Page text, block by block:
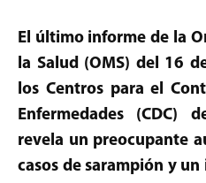
El último informe de la
la Salud (OMS) del 16
los Centros para el
Enfermedades (CDC)
revela un preocupante
casos de sarampión y